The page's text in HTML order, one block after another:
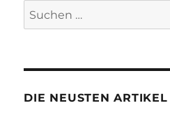
Suchen
nach:
DIE NEUSTEN ARTIKEL